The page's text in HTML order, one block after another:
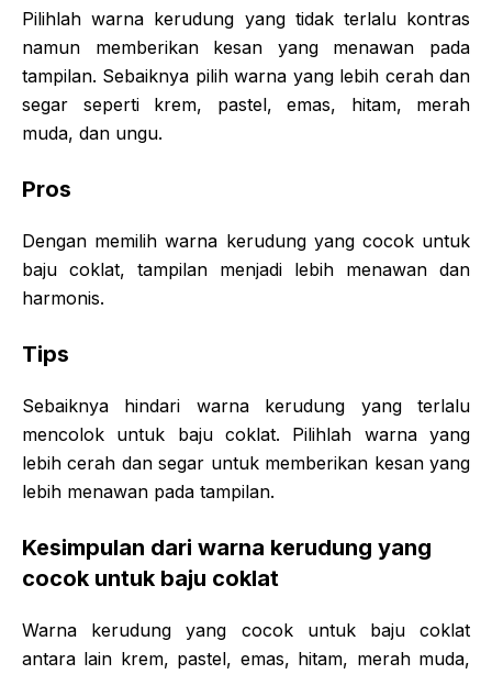
Pilihlah warna kerudung yang tidak terlalu kontras
namun memberikan kesan yang menawan pada
tampilan. Sebaiknya pilih warna yang lebih cerah dan
segar seperti krem, pastel, emas, hitam, merah
muda, dan ungu.
Pros
Dengan memilih warna kerudung yang cocok untuk
baju coklat, tampilan menjadi lebih menawan dan
harmonis.
Tips
Sebaiknya hindari warna kerudung yang terlalu
mencolok untuk baju coklat. Pilihlah warna yang
lebih cerah dan segar untuk memberikan kesan yang
lebih menawan pada tampilan.
Kesimpulan dari warna kerudung yang
cocok untuk baju coklat
Warna kerudung yang cocok untuk baju coklat
antara lain krem, pastel, emas, hitam, merah muda,